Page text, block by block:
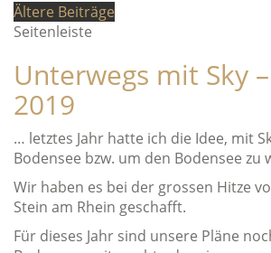
Ältere Beiträge
Seitenleiste
Unterwegs mit Sky
2019
… letztes Jahr hatte ich die Idee, mit
Bodensee bzw. um den Bodensee zu
Wir haben es bei der grossen Hitze
Stein am Rhein geschafft.
Für dieses Jahr sind unsere Pläne